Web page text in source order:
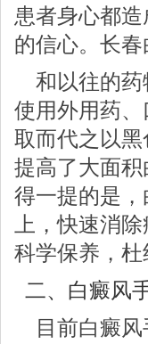
患者身心都
的信心。长
和以往的药
使用外用药
取而代之以
提高了大面
得一提的是
上，快速消
科学保养，
二、白癜风
目前白癜风
▲门
▲
▲家